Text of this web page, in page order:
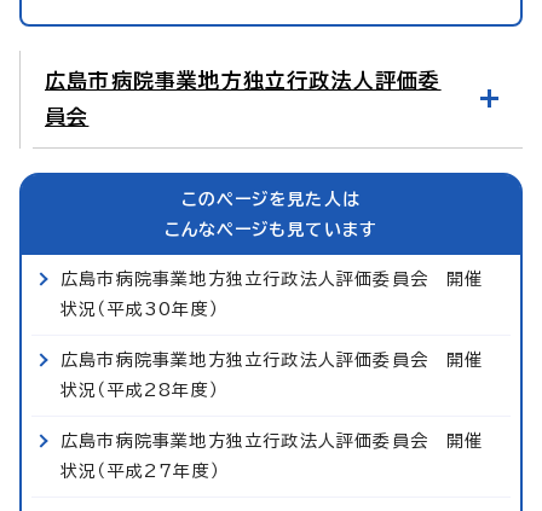
広島市病院事業地方独立行政法人評価委
員会
このページを見た人は
こんなページも見ています
広島市病院事業地方独立行政法人評価委員会 開催
状況（平成30年度）
広島市病院事業地方独立行政法人評価委員会 開催
状況（平成28年度）
広島市病院事業地方独立行政法人評価委員会 開催
状況（平成27年度）